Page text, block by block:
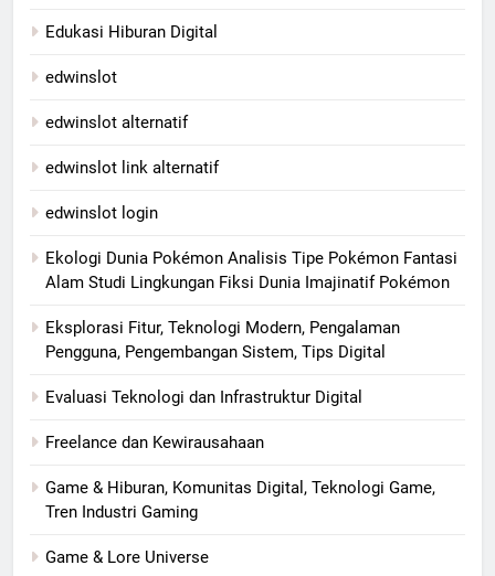
Edukasi Hiburan Digital
edwinslot
edwinslot alternatif
edwinslot link alternatif
edwinslot login
Ekologi Dunia Pokémon Analisis Tipe Pokémon Fantasi
Alam Studi Lingkungan Fiksi Dunia Imajinatif Pokémon
Eksplorasi Fitur, Teknologi Modern, Pengalaman
Pengguna, Pengembangan Sistem, Tips Digital
Evaluasi Teknologi dan Infrastruktur Digital
Freelance dan Kewirausahaan
Game & Hiburan, Komunitas Digital, Teknologi Game,
Tren Industri Gaming
Game & Lore Universe